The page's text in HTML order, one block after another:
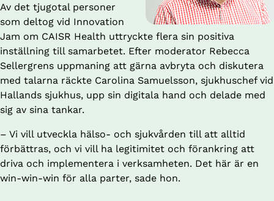
Av det tjugotal personer
som deltog vid Innovation
Jam om CAISR Health uttryckte flera sin positiva
inställning till samarbetet. Efter moderator Rebecca
Sellergrens uppmaning att gärna avbryta och diskutera
med talarna räckte Carolina Samuelsson, sjukhuschef vid
Hallands sjukhus, upp sin digitala hand och delade med
sig av sina tankar.
– Vi vill utveckla hälso- och sjukvården till att alltid
förbättras, och vi vill ha legitimitet och förankring att
driva och implementera i verksamheten. Det här är en
win-win-win för alla parter, sade hon.